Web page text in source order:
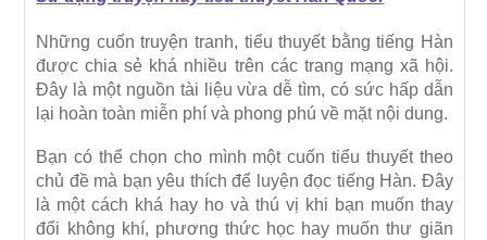
Những cuốn truyện tranh, tiểu thuyết bằng tiếng Hàn
được chia sẻ khá nhiều trên các trang mạng xã hội.
Đây là một nguồn tài liệu vừa dễ tìm, có sức hấp dẫn
lại hoàn toàn miễn phí và phong phú về mặt nội dung.
Bạn có thể chọn cho mình một cuốn tiểu thuyết theo
chủ đề mà bạn yêu thích để luyện đọc tiếng Hàn. Đây
là một cách khá hay ho và thú vị khi bạn muốn thay
đổi không khí, phương thức học hay muốn thư giãn